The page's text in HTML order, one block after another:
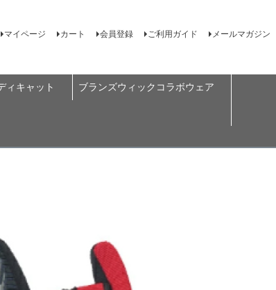
マイページ カート 会員登録 ご利用ガイド メールマガジン
ィキャット ブランズウィックコラボウェア